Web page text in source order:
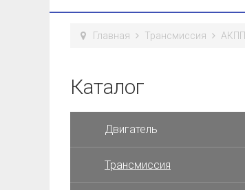
Главная Трансмиссия АКПП
Каталог
Двигатель
Трансмиссия